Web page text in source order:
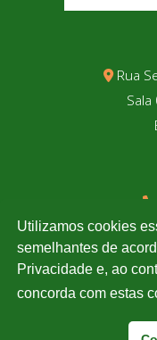
Rua
Sala
Clique e confira
Utilizamos cookies
semelhantes de
Privacidade e, ao
concorda com estas